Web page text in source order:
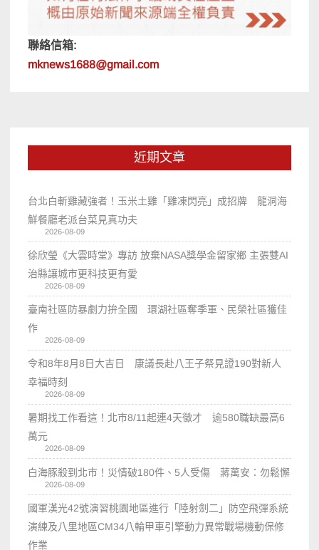
聯絡信箱:
mknews1688@gmail.com
近期文章
台北白斬雞藏強者！玉米土雞「雞凍閃亮」成招牌 龍洞海
鮮餐廳老派台菜見真功夫
2026-08-09
徐欣瑩《大雲時堂》專訪 放棄NASA獎學金留家鄉 主張雙AI
治縣讓城市更科技更有愛
2026-08-09
臺南社區防暴劇力拚全國 環湖社區奪季軍、民榮社區獲佳
作
2026-08-09
令和8年8月8日大吉日 康議長赴八王子祭見證190對新人
幸福時刻
2026-08-09
暑期找工作看這！北市8/11起連4天徵才 逾580職缺最高6
萬元
2026-08-09
白海豚殺到北市！災情破180件、5人受傷 蔣萬安：勿鬆懈
2026-08-09
國軍漢光42號演習桃園地區進行「陸射劍二」防空飛彈系統
演練及八里地區CM34八輪甲車引擎動力異常戰場機動保修
作業